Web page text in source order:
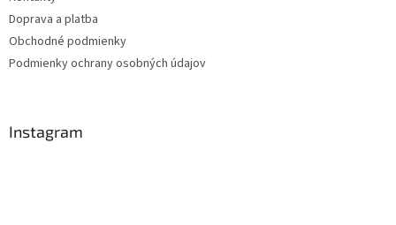
Doprava a platba
Obchodné podmienky
Podmienky ochrany osobných údajov
Instagram